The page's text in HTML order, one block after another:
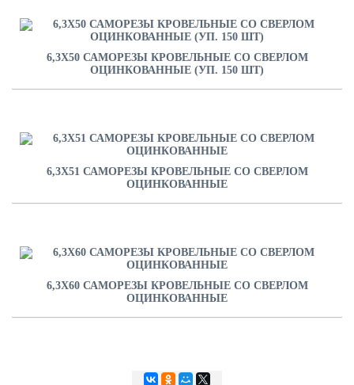
6,3Х50 САМОРЕЗЫ КРОВЕЛЬНЫЕ СО СВЕРЛОМ
ОЦИНКОВАННЫЕ (УП. 150 ШТ)
6,3Х51 САМОРЕЗЫ КРОВЕЛЬНЫЕ СО СВЕРЛОМ
ОЦИНКОВАННЫЕ
6,3Х60 САМОРЕЗЫ КРОВЕЛЬНЫЕ СО СВЕРЛОМ
ОЦИНКОВАННЫЕ